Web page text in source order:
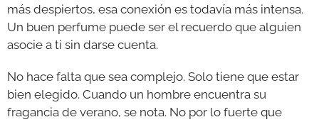
más despiertos, esa conexión es todavía más intensa.
Un buen perfume puede ser el recuerdo que alguien
asocie a ti sin darse cuenta.
No hace falta que sea complejo. Solo tiene que estar
bien elegido. Cuando un hombre encuentra su
fragancia de verano, se nota. No por lo fuerte que